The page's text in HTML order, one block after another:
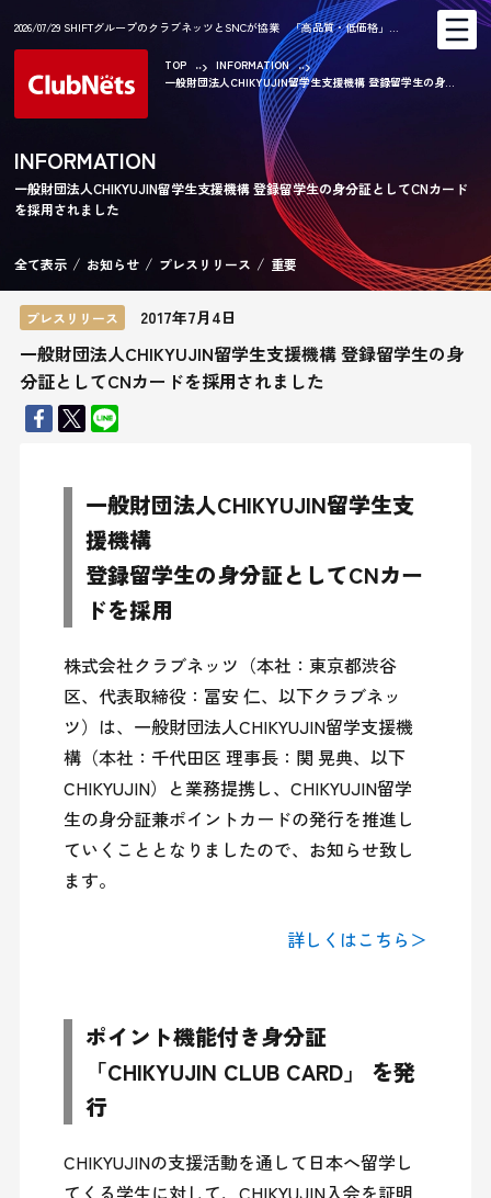
2026/07/29 SHIFTグループのクラブネッツとSNCが協業 「高品質・低価格」…
TOP
INFORMATION
一般財団法人CHIKYUJIN留学生支援機構 登録留学生の身...
INFORMATION
一般財団法人CHIKYUJIN留学生支援機構 登録留学生の身分証としてCNカード
を採用されました
全て表示 お知らせ プレスリリース 重要
プレスリリース 2017年7月4日
一般財団法人CHIKYUJIN留学生支援機構 登録留学生の身
分証としてCNカードを採用されました
一般財団法人CHIKYUJIN留学生支
援機構
登録留学生の身分証としてCNカー
ドを採用
株式会社クラブネッツ（本社：東京都渋谷
区、代表取締役：冨安 仁、以下クラブネッ
ツ）は、一般財団法人CHIKYUJIN留学支援機
構（本社：千代田区 理事長：関 晃典、以下
CHIKYUJIN）と業務提携し、CHIKYUJIN留学
生の身分証兼ポイントカードの発行を推進し
ていくこととなりましたので、お知らせ致し
ます。
詳しくはこちら＞
ポイント機能付き身分証
「CHIKYUJIN CLUB CARD」 を発
行
CHIKYUJINの支援活動を通して日本へ留学し
てくる学生に対して、CHIKYUJIN入会を証明